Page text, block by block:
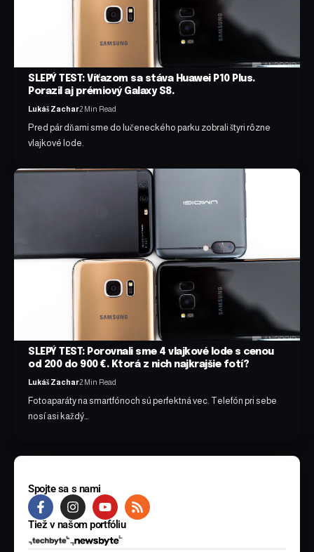
SLEPÝ TEST: Víťazom sa stáva Huawei P10 Plus.
Porazil aj prémiový Galaxy S8.
Lukáš Zachar2 Min Read
Pred pár dňami sme do lučeneckého parku zobrali štyri rôzne
vlajkové lode.
SLEPÝ TEST: Porovnali sme 4 vlajkové lode s cenou
od 200 do 900 €. Ktorá z nich najkrajšie fotí?
Lukáš Zachar2 Min Read
Fotoaparáty na smartfónoch sú perfektná vec. Telefón pri sebe
nosí asi každý…
Spojte sa s nami
Tiež v našom portfóliu